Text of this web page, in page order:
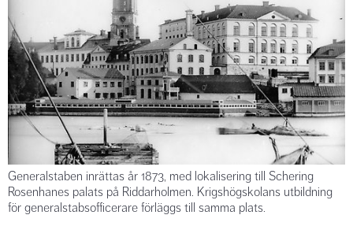
Generalstaben inrättas år 1873, med lokalisering till Schering
Rosenhanes palats på Riddarholmen. Krigshögskolans utbildning
för generalstabsofficerare förläggs till samma plats.